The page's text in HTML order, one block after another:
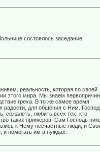
состоялось заседание
реальность, которая по своей
этого мира. Мы знаем
греха. В то же самое время
радости, для общения с Ним.
сожалеть, любить всех тех, кто
таких примеров. Сам Господь
к Нему несчастные люди, и
помогать им в нуждах.